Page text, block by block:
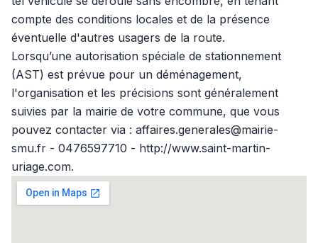
compte des conditions locales et de la présence
éventuelle d'autres usagers de la route.
Lorsqu’une autorisation spéciale de stationnement
(AST) est prévue pour un déménagement,
l'organisation et les précisions sont généralement
suivies par la mairie de votre commune, que vous
pouvez contacter via : affaires.generales@mairie-
smu.fr - 0476597710 - http://www.saint-martin-
uriage.com.